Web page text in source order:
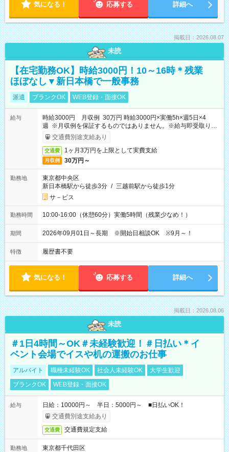
気になる！ 応募する 詳細へ
掲載日：2026.08.07
未読
【在宅勤務OK】時給3000円！10～16時＊残業
ほぼなし▼新日本橋で一般事務
派遣 ブランクOK WEB登録・面接OK
給与
時給3000円 月収例 30万円 時給3000円×実働5h×週5日×4
週 ※月収例を保証するものではありません。※給与即受取りサ
ービス利用可（利用条件有）
交通費別途支給あり
交通費 1ヶ月3万円を上限として実費支給
月収例 30万円～
勤務地
東京都中央区
新日本橋駅から徒歩3分 / 三越前駅から徒歩1分
サ－ビス
勤務時間 10:00-16:00（休憩60分）実働5時間（残業少なめ！）
期間 2026年09月01日～長期 ※開始日相談OK ※9月～！
特徴 履歴書不要
気になる！ 応募する 詳細へ
掲載日：2026.08.06
未読
＃1日4時間～OK＃未経験歓迎！＃日払い＊イ
ベント会場でイスや机の運搬のお仕事
アルバイト 職種未経験OK 社会人未経験OK
大学生歓迎
ブランクOK
WEB登録・面接OK
給与
日給：10000円～ 半日：5000円～ ■日払いOK！
交通費別途支給あり
交通費 交通費規定支給
勤務地
東京都千代田区